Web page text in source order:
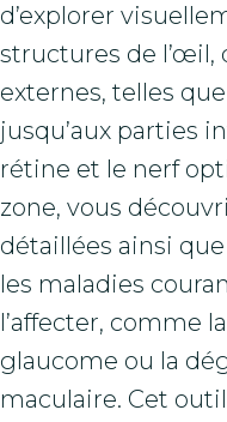
d’explorer
structures de l’œil,
externes, telles
jusqu’aux parties
rétine et le nerf
zone, vous
détaillées ainsi
les maladies
l’affecter, comme
glaucome ou la
maculaire. Cet